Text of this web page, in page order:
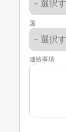
国
連絡事項